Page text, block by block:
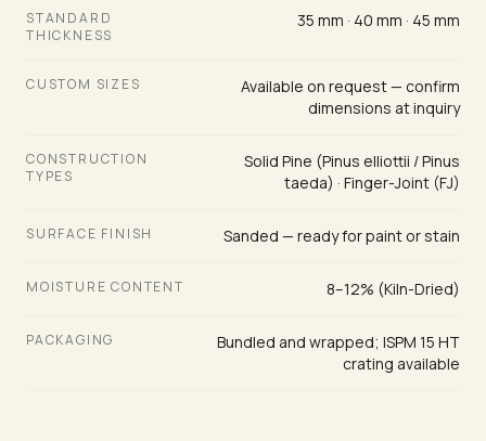
STANDARD
THICKNESS
35 mm · 40 mm · 45 mm
CUSTOM SIZES
Available on request — confirm
dimensions at inquiry
CONSTRUCTION
TYPES
Solid Pine (Pinus elliottii / Pinus
taeda) · Finger-Joint (FJ)
SURFACE FINISH Sanded — ready for paint or stain
MOISTURE CONTENT 8–12% (Kiln-Dried)
PACKAGING
Bundled and wrapped; ISPM 15 HT
crating available